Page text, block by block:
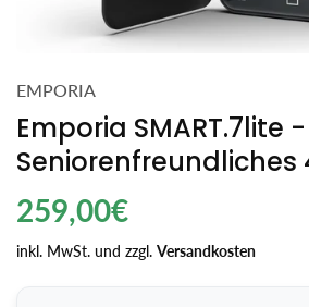
EMPORIA
Emporia SMART.7lite -
Seniorenfreundliches
Regulärer
259,00€
inkl. MwSt. und zzgl. Versandkosten